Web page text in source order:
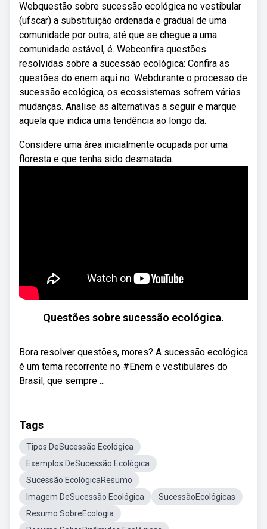
Webquestão sobre sucessão ecológica no vestibular
(ufscar) a substituição ordenada e gradual de uma
comunidade por outra, até que se chegue a uma
comunidade estável, é. Webconfira questões
resolvidas sobre a sucessão ecológica: Confira as
questões do enem aqui no. Webdurante o processo de
sucessão ecológica, os ecossistemas sofrem várias
mudanças. Analise as alternativas a seguir e marque
aquela que indica uma tendência ao longo da.
Considere uma área inicialmente ocupada por uma
floresta e que tenha sido desmatada.
Questões sobre sucessão ecológica.
Bora resolver questões, mores? A sucessão ecológica
é um tema recorrente no #Enem e vestibulares do
Brasil, que sempre ...
Tags
Tipos DeSucessão Ecológica
Exemplos DeSucessão Ecológica
Sucessão EcológicaResumo
Imagem DeSucessão Ecológica
SucessãoEcológicas
Resumo SobreEcologia